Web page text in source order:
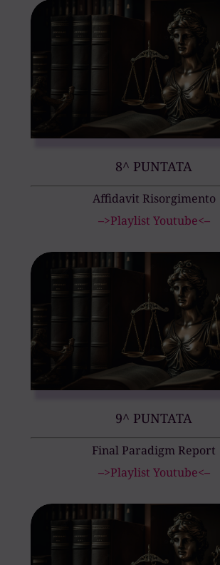
8^ PUNTATA
Affidavit Risorgimento
–>Playlist Youtube<–
9^ PUNTATA
Final Paradigm Report
–>Playlist Youtube<–